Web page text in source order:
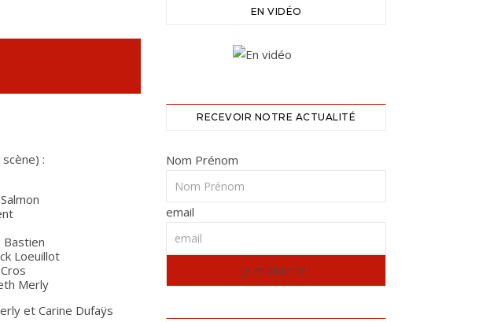
!
:
Bastien
Loeuillot
Merly
et Carine Dufaÿs
EN VIDÉO
RECEVOIR NOTRE ACTUALITÉ
Nom Prénom
email